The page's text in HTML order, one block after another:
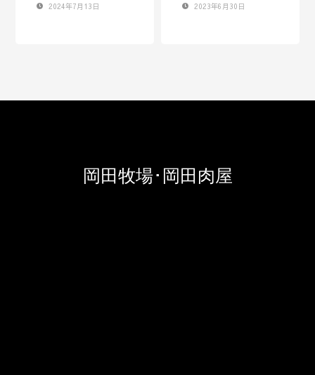
2024年7月13日 2023年6月30日
岡田牧場･岡田肉屋